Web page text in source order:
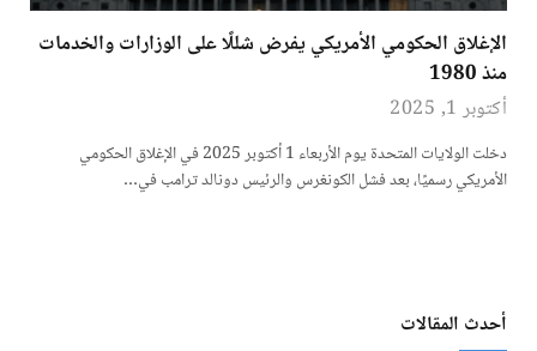
الإغلاق الحكومي الأمريكي يفرض شللًا على الوزارات والخدمات
منذ 1980
أكتوبر 1, 2025
دخلت الولايات المتحدة يوم الأربعاء 1 أكتوبر 2025 في الإغلاق الحكومي
الأمريكي رسميًا، بعد فشل الكونغرس والرئيس دونالد ترامب في…
أحدث المقالات